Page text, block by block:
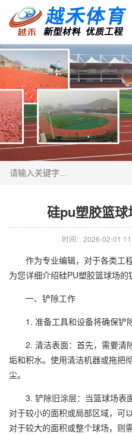
硅pu塑胶篮
时间：2026-02-01
作为专业编辑，对于各类工
为您详细介绍硅PU塑胶篮球场的
一、铲除工作
1. 准备工具和设备将确保铲除
2. 清洁表面：首先，需要清
垢和积水。使用清洁机器或拖把
尘。
3. 铲除旧涂层：当篮球场表面
对于较小的面积或局部区域，可
对于较大的面积或整个球场，则